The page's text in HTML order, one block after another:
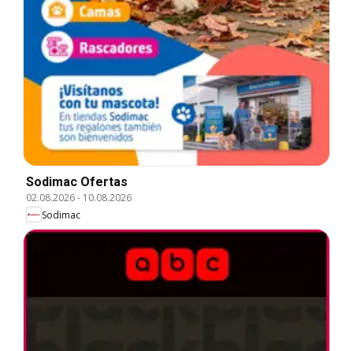
Sodimac Ofertas
02.08.2026- 10.08.2026
Sodimac